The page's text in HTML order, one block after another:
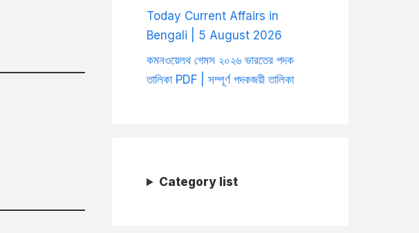
Today Current Affairs in
Bengali | 5 August 2026
কমনওয়েলথ গেমস ২০২৬ ভারতের পদক
তালিকা PDF | সম্পূর্ণ পদকজয়ী তালিকা
Category list